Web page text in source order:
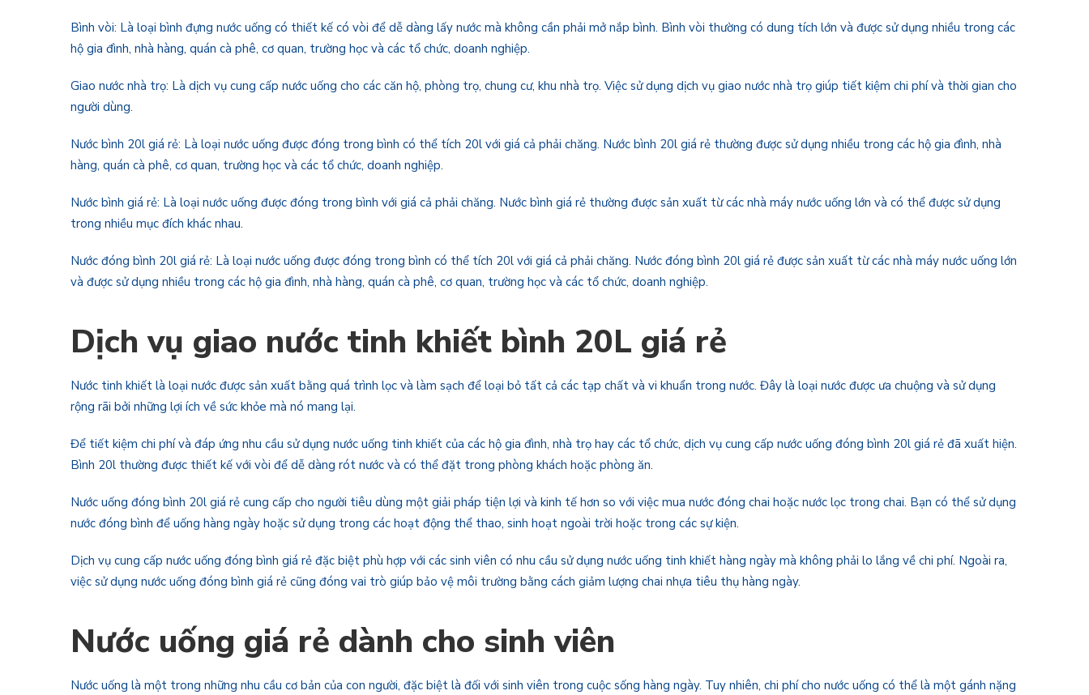
Bình vòi: Là loại bình đựng nước uống có thiết kế có vòi để dễ dàng lấy nước mà không cần phải mở nắp bình. Bình vòi thường có dung tích lớn và được sử dụng nhiều trong các
hộ gia đình, nhà hàng, quán cà phê, cơ quan, trường học và các tổ chức, doanh nghiệp.
Giao nước nhà trọ: Là dịch vụ cung cấp nước uống cho các căn hộ, phòng trọ, chung cư, khu nhà trọ. Việc sử dụng dịch vụ giao nước nhà trọ giúp tiết kiệm chi phí và thời gian cho
người dùng.
Nước bình 20l giá rẻ: Là loại nước uống được đóng trong bình có thể tích 20l với giá cả phải chăng. Nước bình 20l giá rẻ thường được sử dụng nhiều trong các hộ gia đình, nhà
hàng, quán cà phê, cơ quan, trường học và các tổ chức, doanh nghiệp.
Nước bình giá rẻ: Là loại nước uống được đóng trong bình với giá cả phải chăng. Nước bình giá rẻ thường được sản xuất từ các nhà máy nước uống lớn và có thể được sử dụng
trong nhiều mục đích khác nhau.
Nước đóng bình 20l giá rẻ: Là loại nước uống được đóng trong bình có thể tích 20l với giá cả phải chăng. Nước đóng bình 20l giá rẻ được sản xuất từ các nhà máy nước uống lớn
và được sử dụng nhiều trong các hộ gia đình, nhà hàng, quán cà phê, cơ quan, trường học và các tổ chức, doanh nghiệp.
Dịch vụ giao nước tinh khiết bình 20L giá rẻ
Nước tinh khiết là loại nước được sản xuất bằng quá trình lọc và làm sạch để loại bỏ tất cả các tạp chất và vi khuẩn trong nước. Đây là loại nước được ưa chuộng và sử dụng
rộng rãi bởi những lợi ích về sức khỏe mà nó mang lại.
Để tiết kiệm chi phí và đáp ứng nhu cầu sử dụng nước uống tinh khiết của các hộ gia đình, nhà trọ hay các tổ chức, dịch vụ cung cấp nước uống đóng bình 20l giá rẻ đã xuất hiện.
Bình 20l thường được thiết kế với vòi để dễ dàng rót nước và có thể đặt trong phòng khách hoặc phòng ăn.
Nước uống đóng bình 20l giá rẻ cung cấp cho người tiêu dùng một giải pháp tiện lợi và kinh tế hơn so với việc mua nước đóng chai hoặc nước lọc trong chai. Bạn có thể sử dụng
nước đóng bình để uống hàng ngày hoặc sử dụng trong các hoạt động thể thao, sinh hoạt ngoài trời hoặc trong các sự kiện.
Dịch vụ cung cấp nước uống đóng bình giá rẻ đặc biệt phù hợp với các sinh viên có nhu cầu sử dụng nước uống tinh khiết hàng ngày mà không phải lo lắng về chi phí. Ngoài ra,
việc sử dụng nước uống đóng bình giá rẻ cũng đóng vai trò giúp bảo vệ môi trường bằng cách giảm lượng chai nhựa tiêu thụ hàng ngày.
Nước uống giá rẻ dành cho sinh viên
Nước uống là một trong những nhu cầu cơ bản của con người, đặc biệt là đối với sinh viên trong cuộc sống hàng ngày. Tuy nhiên, chi phí cho nước uống có thể là một gánh nặng